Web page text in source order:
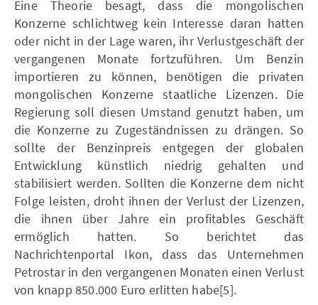
Eine Theorie besagt, dass die mongolischen
Konzerne schlichtweg kein Interesse daran hatten
oder nicht in der Lage waren, ihr Verlustgeschäft der
vergangenen Monate fortzuführen. Um Benzin
importieren zu können, benötigen die privaten
mongolischen Konzerne staatliche Lizenzen. Die
Regierung soll diesen Umstand genutzt haben, um
die Konzerne zu Zugeständnissen zu drängen. So
sollte der Benzinpreis entgegen der globalen
Entwicklung künstlich niedrig gehalten und
stabilisiert werden. Sollten die Konzerne dem nicht
Folge leisten, droht ihnen der Verlust der Lizenzen,
die ihnen über Jahre ein profitables Geschäft
ermöglich hatten. So berichtet das
Nachrichtenportal Ikon, dass das Unternehmen
Petrostar in den vergangenen Monaten einen Verlust
von knapp 850.000 Euro erlitten habe[5].